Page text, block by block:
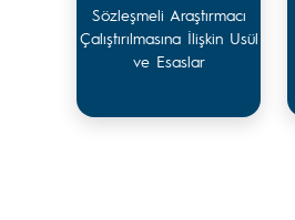
Sözleşmeli Araştırmacı
Çalıştırılmasına İlişkin Usül
ve Esaslar